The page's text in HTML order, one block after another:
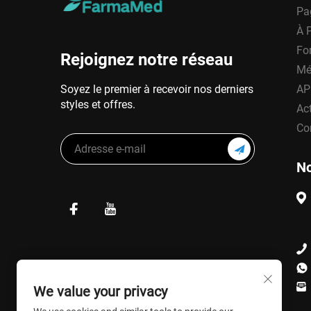
Rejoignez notre réseau
Soyez le premier à recevoir nos derniers
styles et offres.
À
We value your privacy